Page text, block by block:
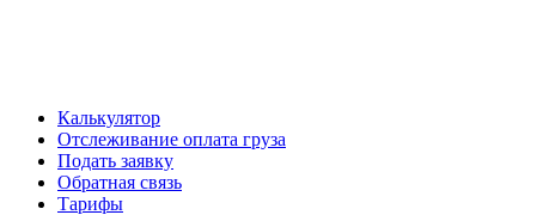
Калькулятор
Отслеживание оплата груза
Подать заявку
Обратная связь
Тарифы